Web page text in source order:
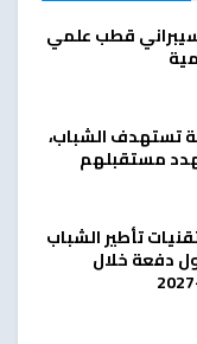
قطب علمي
تستهدف الشباب،
مستقبلهم
تأطير الشباب
دفعة خلال